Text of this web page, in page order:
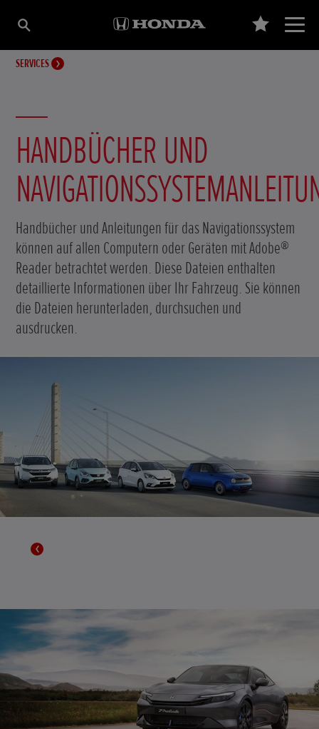
SERVICES
HANDBÜCHER UND
Handbücher und Anleitungen für das Navigationssystem
können auf allen Computern oder Geräten mit Adobe®
Reader betrachtet werden. Diese Dateien enthalten
detaillierte Informationen über Ihr Fahrzeug. Sie können
die Dateien herunterladen, durchsuchen und
ausdrucken.